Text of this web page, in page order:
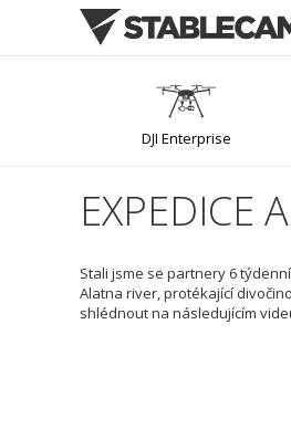
DJI Enterprise
EXPEDICE
Stali jsme se partnery 6
Alatna river, protékající
shlédnout na následujícím